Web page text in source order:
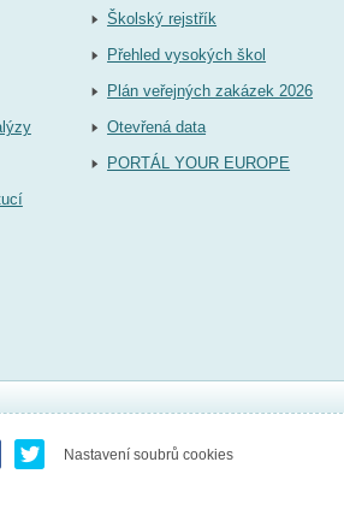
Školský rejstřík
Přehled vysokých škol
Plán veřejných zakázek 2026
Otevřená data
PORTÁL YOUR EUROPE
Nastavení soubrů cookies